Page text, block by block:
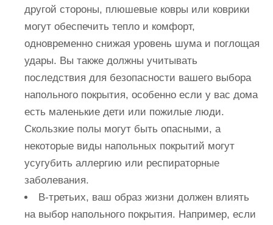
другой стороны, плюшевые ковры или коврики
могут обеспечить тепло и комфорт,
одновременно снижая уровень шума и поглощая
удары. Вы также должны учитывать
последствия для безопасности вашего выбора
напольного покрытия, особенно если у вас дома
есть маленькие дети или пожилые люди.
Скользкие полы могут быть опасными, а
некоторые виды напольных покрытий могут
усугубить аллергию или респираторные
заболевания.
В-третьих, ваш образ жизни должен влиять
на выбор напольного покрытия. Например, если